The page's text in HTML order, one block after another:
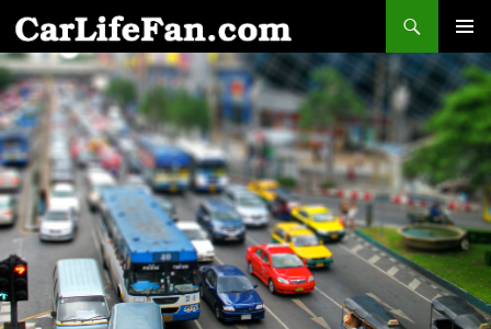
索
メインメ
ニュー
コ
ン
テ
ン
ツ
へ
ス
キ
ッ
プ